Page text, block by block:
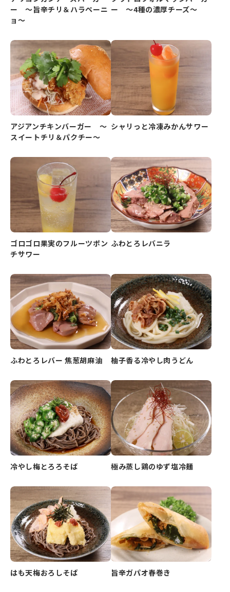
ー ～旨辛チリ＆ハラペーニ
ョ～
ー ～4種の濃厚チーズ～
アジアンチキンバーガー ～
スイートチリ＆パクチー～
シャリっと冷凍みかんサワー
ゴロゴロ果実のフルーツポン
チサワー
ふわとろレバニラ
ふわとろレバー 焦葱胡麻油 柚子香る冷やし肉うどん
冷やし梅とろろそば 極み蒸し鶏のゆず塩冷麺
はも天梅おろしそば 旨辛ガパオ春巻き